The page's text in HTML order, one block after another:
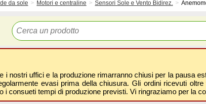
da sole Motori e centraline Sensori Sole e Vento Bidirez.
i nostri uffici e la produzione rimarranno chiusi per la pausa
evasi prima della chiusura. Gli ordini ricevuti
i consueti tempi di produzione previsti. Vi ringraziamo per la